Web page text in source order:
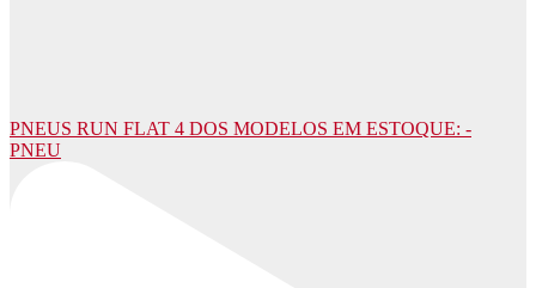
PNEUS RUN FLAT 4 DOS MODELOS EM ESTOQUE: -
PNEU